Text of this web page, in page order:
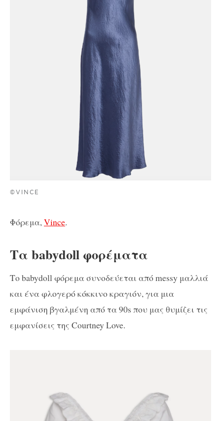
©VINCE
Φόρεμα, Vince.
Τα babydoll φορέματα
Το babydoll φόρεμα συνοδεύεται από messy μαλλιά
και ένα φλογερό κόκκινο κραγιόν, για μια
εμφάνιση βγαλμένη από τα 90s που μας θυμίζει τις
εμφανίσεις της Courtney Love.